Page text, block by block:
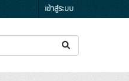
เข้าสู่ระบบ